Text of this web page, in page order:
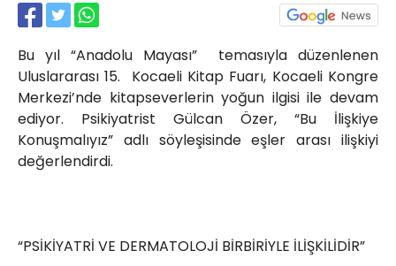
Bu yıl “Anadolu Mayası” temasıyla düzenlenen
Uluslararası 15. Kocaeli Kitap Fuarı, Kocaeli Kongre
Merkezi’nde kitapseverlerin yoğun ilgisi ile devam
ediyor. Psikiyatrist Gülcan Özer, “Bu İlişkiye
Konuşmalıyız” adlı söyleşisinde eşler arası ilişkiyi
değerlendirdi.
“PSİKİYATRİ VE DERMATOLOJİ BİRBİRİYLE İLİŞKİLİDİR”
Akkavaklar Caddesi No:17/4 İzmit-
KOCAELİ
kocaelisokak@gmail.com